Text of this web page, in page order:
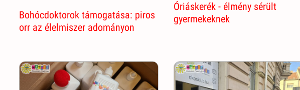
Bohócdoktorok támogatása: piros
orr az élelmiszer adományon
Óriáskerék - élmény sérült
gyermekeknek